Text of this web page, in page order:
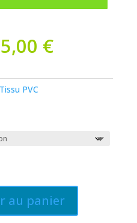
€Plage
de
prix :
14,00 €
Tissu PVC
au panier